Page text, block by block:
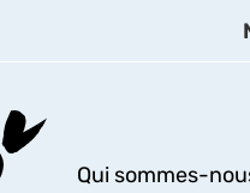
Qui sommes-